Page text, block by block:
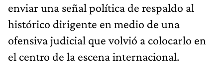
enviar una señal política de respaldo al
histórico dirigente en medio de una
ofensiva judicial que volvió a colocarlo en
el centro de la escena internacional.